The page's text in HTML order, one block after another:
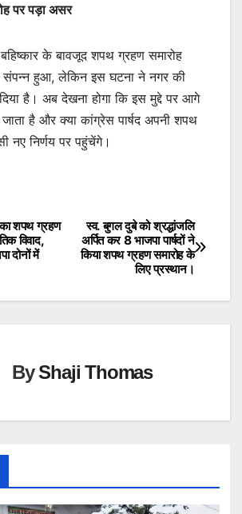
पर पड़ा असर
के बावजूद शपथ ग्रहण समारोह
संपन्न हुआ, लेकिन इस घटना ने नगर की
दिया है। अब देखना होगा कि इस मुद्दे पर आगे
है और क्या कांग्रेस पार्षद अपनी शपथ
नए निर्णय पर पहुंचेंगे।
स्व. बुगल दुबे को श्रद्धांजलि
अर्पित कर 8 भाजपा पार्षदों ने
किया शपथ ग्रहण समारोह के
लिए प्रस्थान।
शपथ ग्रहण
विवाद,
दोनों में
ByShaji Thomas